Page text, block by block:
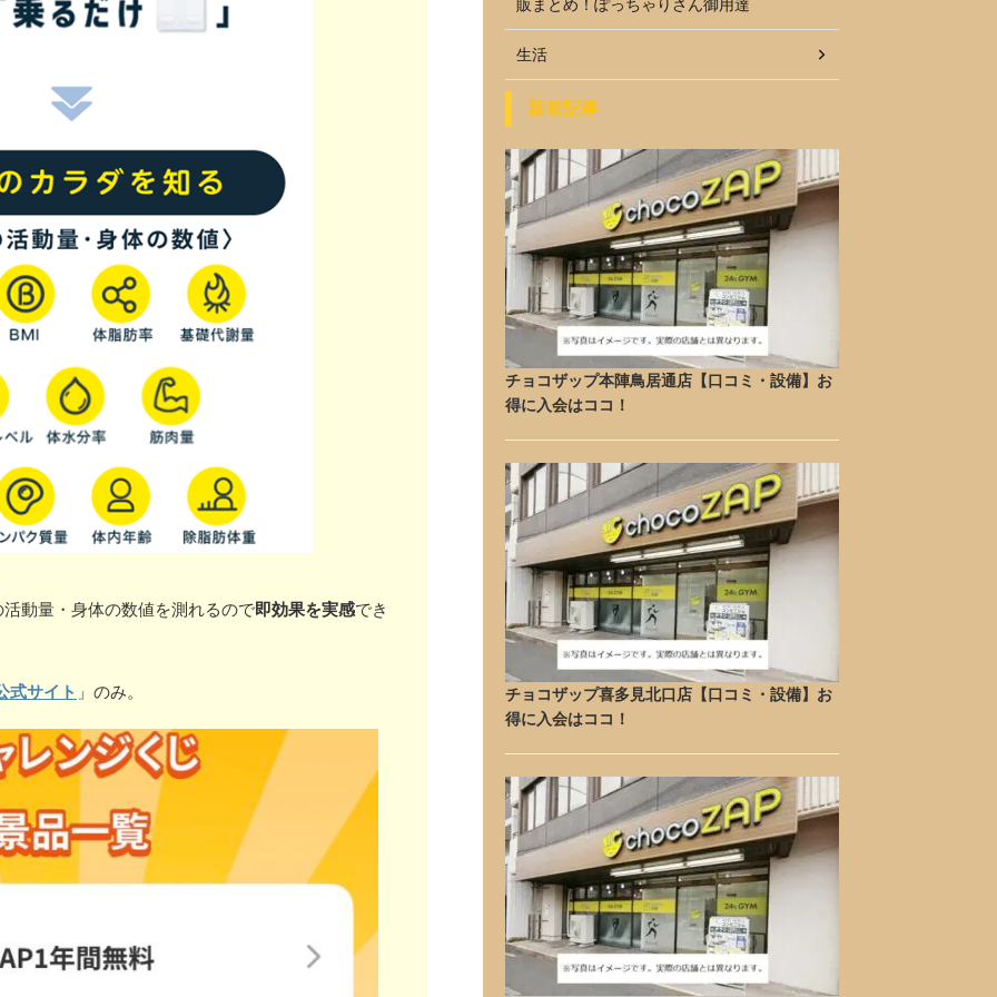
動量・身体の数値を測れるので即効果を実感でき
式サイト 」のみ。
販まとめ！ぽっちゃりさん御用達
生活
新着記事
チョコザップ本陣鳥居通店【口コミ・設備】お
得に入会はココ！
チョコザップ喜多見北口店【口コミ・設備】お
得に入会はココ！